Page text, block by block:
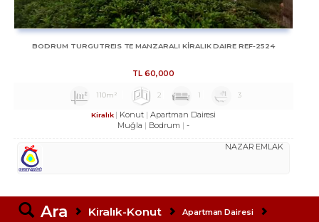
BODRUM TURGUTREIS TE MANZARALI KİRALIK DAIRE REF-2524
TL60,000
110m² 2 1 3
Kiralık Konut
Apartman Dairesi
Muğla
Bodrum -
NAZAR EMLAK
Ara Kiralık-Konut Apartman Dairesi